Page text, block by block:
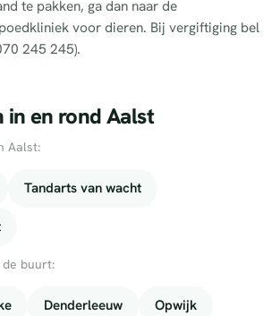
te pakken, ga dan naar de
voor dieren. Bij vergiftiging bel
245 245).
en rond Aalst
Aalst:
Tandarts van wacht
buurt:
Denderleeuw Opwijk